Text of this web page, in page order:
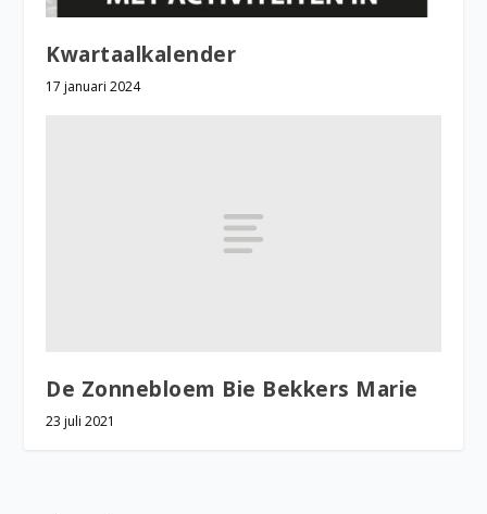
Kwartaalkalender
17 januari 2024
De Zonnebloem Bie Bekkers Marie
23 juli 2021